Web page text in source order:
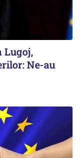
Lugoj,
Ne-au